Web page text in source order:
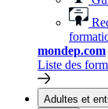
mondep.com
Liste des
Adultes et